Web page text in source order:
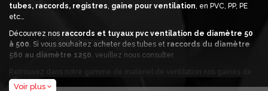
tubes, raccords, registres, gaine pour ventilation, en PVC, PP, PE
etc…
Découvrez nos raccords et tuyaux pvc ventilation de diamètre 50
à 500. Si vous souhaitez acheter des tubes et raccords du diamètre
560 au diamètre 1250, veuillez nous consulter.
Retrouvez dans notre gamme de matériel de ventilation nos gaines de
ventilation, tuyau ventilation, coude avec manchons 90°, coude avec
Voir plus expand_more